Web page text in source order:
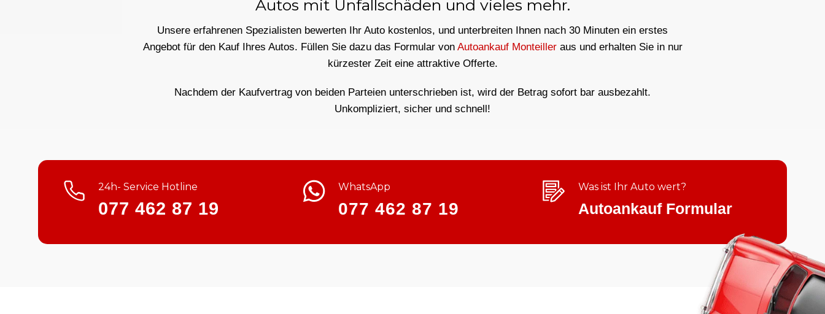
Autos mit Unfallschäden und vieles mehr.
Unsere erfahrenen Spezialisten bewerten Ihr Auto kostenlos, und unterbreiten Ihnen nach 30 Minuten ein erstes
Angebot für den Kauf Ihres Autos. Füllen Sie dazu das Formular von Autoankauf Monteilleraus und erhalten Sie in nur
kürzester Zeit eine attraktive Offerte.
Nachdem der Kaufvertrag von beiden Parteien unterschrieben ist, wird der Betrag sofort bar ausbezahlt.
Unkompliziert, sicher und schnell!
24h- Service Hotline
077 462 87 19
WhatsApp
077 462 87 19
Was ist Ihr Auto wert?
Autoankauf Formular